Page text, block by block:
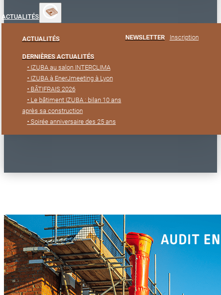
ACTUALITÉS
ACTUALITÉS
DERNIÈRES ACTUALITÉS
• IZUBA au salon INTERCLIMA
• IZUBA à EnerJmeeting à Lyon
• BÂTIFRAIS 2026
• Le bâtiment IZUBA : bilan 10 ans
après sa construction
• Soirée anniversaire des 25 ans
NEWSLETTER Inscription